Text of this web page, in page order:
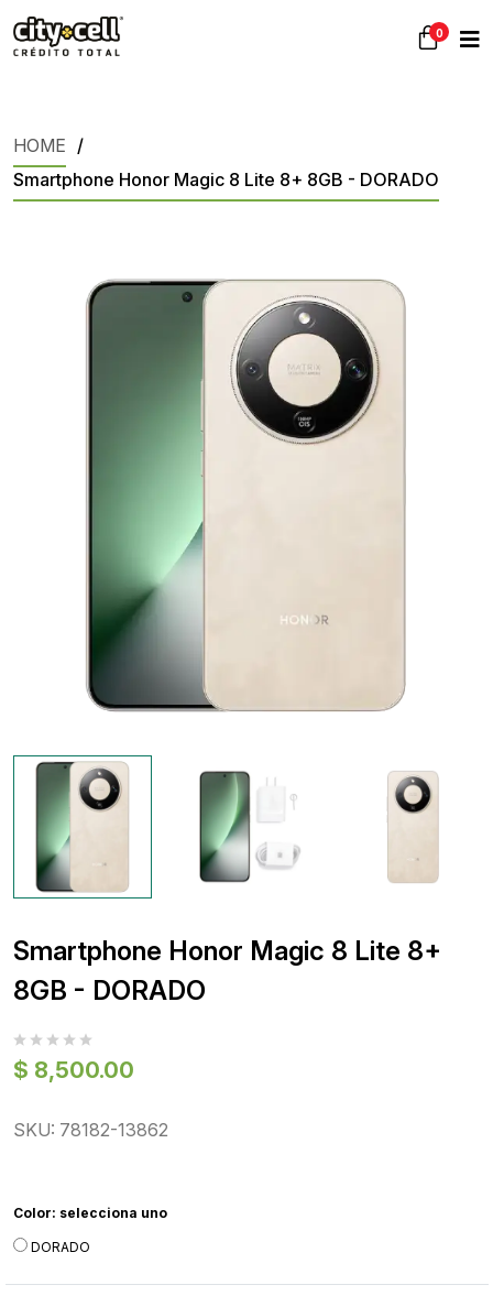
0
HOME
Smartphone Honor Magic 8 Lite 8+ 8GB - DORADO
Smartphone Honor Magic 8 Lite 8+
8GB - DORADO
$ 8,500.00
SKU: 78182-13862
Color: selecciona uno
DORADO